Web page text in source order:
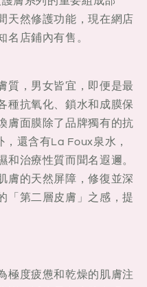
天然修護功能，現在網店
名店鋪內有售。
質，男女皆宜，即便是最
種抗氧化、鎖水和成膜保
膚面膜除了品牌獨有的抗
還含有La Foux泉水，
和治療性質而聞名遐邇。
膚的天然屏障，修復並深
「第二層皮膚」之感，提
極度疲憊和乾燥的肌膚注